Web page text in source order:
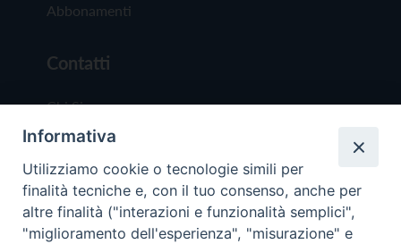
Abbonamenti
Contatti
Chi Siamo
Redazione
Scrivici
Informativa
Utilizziamo cookie o tecnologie simili per
finalità tecniche e, con il tuo consenso, anche per
altre finalità ("interazioni e funzionalità semplici",
"miglioramento dell'esperienza", "misurazione" e